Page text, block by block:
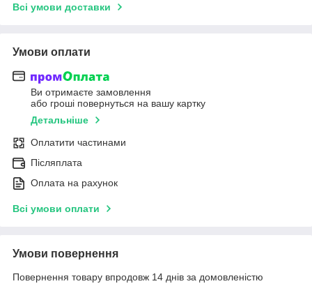
Всі умови доставки
Умови оплати
Ви отримаєте замовлення
або гроші повернуться на вашу картку
Детальніше
Оплатити частинами
Післяплата
Оплата на рахунок
Всі умови оплати
Умови повернення
Повернення товару впродовж 14 днів за домовленістю